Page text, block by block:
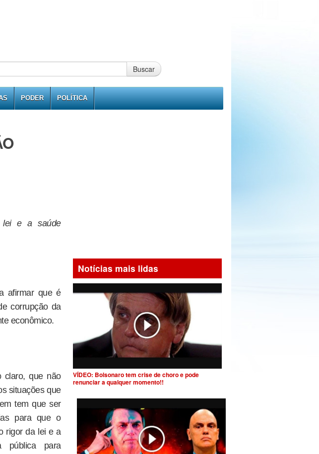
Buscar
PODER POLÍTICA
lei e a saúde
afirmar que é
corrupção da
econômico.
claro, que não
situações que
tem que ser
para que o
rigor da lei e a
pública para
Notícias mais lidas
VÍDEO: Bolsonaro tem crise de choro e pode
renunciar a qualquer momento!!